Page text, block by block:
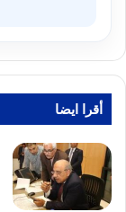
أقرا ايضا